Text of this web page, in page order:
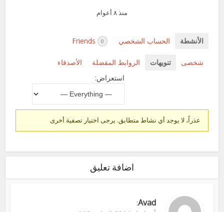
منذ ٨ أعوام
الأنشطة الحساب الشخصي Friends 0
شخصى تنويهات الروابط المفضلة
الأصدقاء
استعراض:
عذراً، لا يوجد أي نشاط متطابق. يرجى اختيار تصفية أخرى
اضافة تعليق
Avad
: